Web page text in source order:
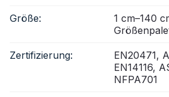
Größe:
1 cm–140
Zertifizierung:
EN20471,
EN14116,
NFPA701